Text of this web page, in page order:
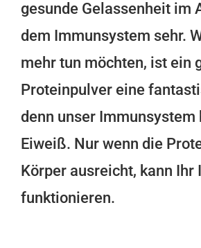
gesunde Gelassenheit im
dem Immunsystem sehr.
mehr tun möchten, ist ein
Proteinpulver eine
denn unser Immunsystem
Eiweiß. Nur wenn die
Körper ausreicht, kann Ihr
funktionieren.